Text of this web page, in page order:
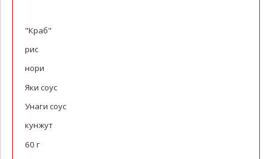
"Краб"
рис
нори
Яки соус
Унаги соус
кунжут
60 г